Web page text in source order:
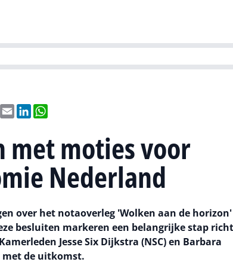
X EmailLinkedIn
met moties voor
Nederland
over het notaoverleg 'Wolken aan de
besluiten markeren een belangrijke stap
Jesse Six Dijkstra (NSC) en Barbara
met de uitkomst.